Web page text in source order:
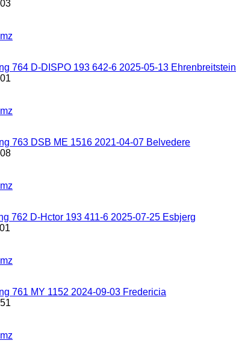
764 D-DISPO 193 642-6 2025-05-13 Ehrenbreitstein
763 DSB ME 1516 2021-04-07 Belvedere
762 D-Hctor 193 411-6 2025-07-25 Esbjerg
761 MY 1152 2024-09-03 Fredericia